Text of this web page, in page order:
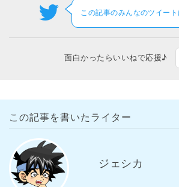
この記事のみんなのツイー
面白かったらいいねで応援♪
この記事を書いたライター
ジェシカ